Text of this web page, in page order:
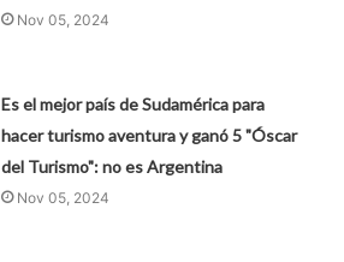
Nov 05, 2024
Es el mejor país de Sudamérica para
hacer turismo aventura y ganó 5 "Óscar
del Turismo": no es Argentina
Nov 05, 2024